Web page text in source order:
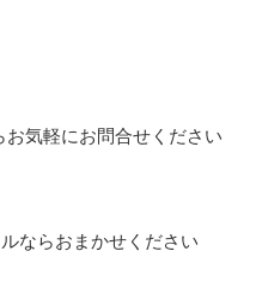
気軽にお問合せください
ならおまかせください